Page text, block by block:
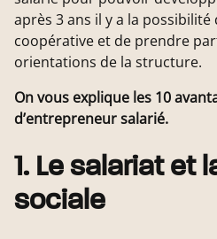
après 3 ans il y a la possibilité
coopérative et de prendre
orientations de la structure.
On vous explique les 10
d’entrepreneur salarié.
1. Le salariat et
sociale